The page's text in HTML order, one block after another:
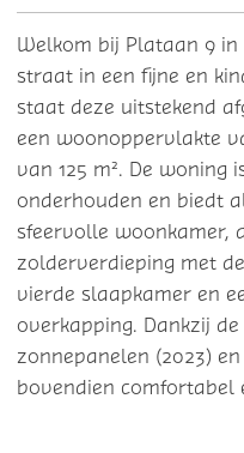
Welkom bij Plataan 9
straat in een fijne en
staat deze uitstekend
een woonoppervlakte
van 125 m². De woning
onderhouden en biedt
sfeervolle woonkamer,
zolderverdieping met
vierde slaapkamer en
overkapping. Dankzij
zonnepanelen (2023)
bovendien comfortabel